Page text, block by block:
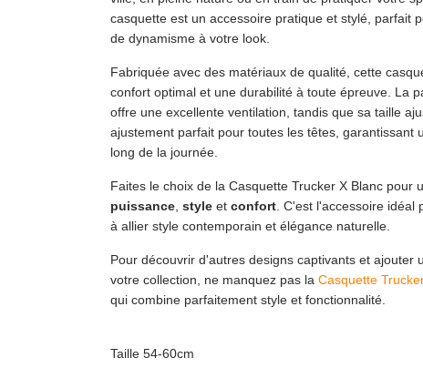
casquette est un accessoire pratique et stylé, parfait
de dynamisme à votre look.
Fabriquée avec des matériaux de qualité, cette
confort optimal et une durabilité à toute épreuve. La
offre une excellente ventilation, tandis que sa taille
ajustement parfait pour toutes les têtes, garantissant
long de la journée.
Faites le choix de la Casquette Trucker X Blanc pour
puissance, styleet confort. C'est l'accessoire idéal
à allier style contemporain et élégance naturelle.
Pour découvrir d'autres designs captivants et ajouter
votre collection, ne manquez pas la Casquette
qui combine parfaitement style et fonctionnalité.
Taille 54-60cm